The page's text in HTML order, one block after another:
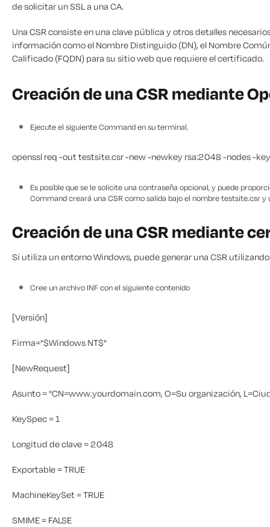
de solicitar un SSL a una CA.
Una CSR consiste en una clave pública y otros detalles
información como el Nombre Distinguido (DN), el Nombre
Calificado (FQDN) para su sitio web que requiere el certificado.
Creación de una CSR mediante
Ejecute el siguiente Command en su terminal.
openssl req -out testsite.csr -new -newkey rsa:2048 -nodes -
Es posible que se le solicite una contraseña opcional, y puede
Command creará una CSR como salida bajo el nombre testsite.csr
Creación de una CSR mediante
Si utiliza un entorno Windows, puede generar una CSR
Cree un archivo INF con el siguiente contenido
[Versión]
Firma="$Windows NT$"
[NewRequest]
Asunto = "CN=www.yourdomain.com, O=Su organización,
KeySpec = 1
Longitud de clave = 2048
Exportable = TRUE
MachineKeySet = TRUE
SMIME = FALSE